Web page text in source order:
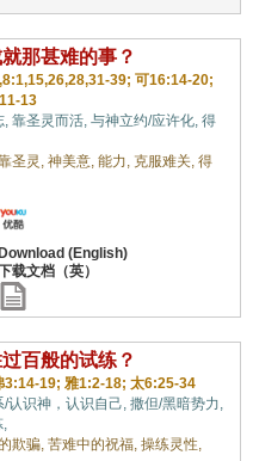
那甚难的事？
39; 可16:14-20;
13
, 靠圣灵而活, 与神立约/应许化, 得
圣灵, 神美意, 能力, 克服难关, 得
百般的试练？
3:14-19; 雅1:2-18; 太6:25-34
/认识神，认识自己, 撒但/黑暗势力,
,
欺骗, 苦难中的祝福, 操练灵性,